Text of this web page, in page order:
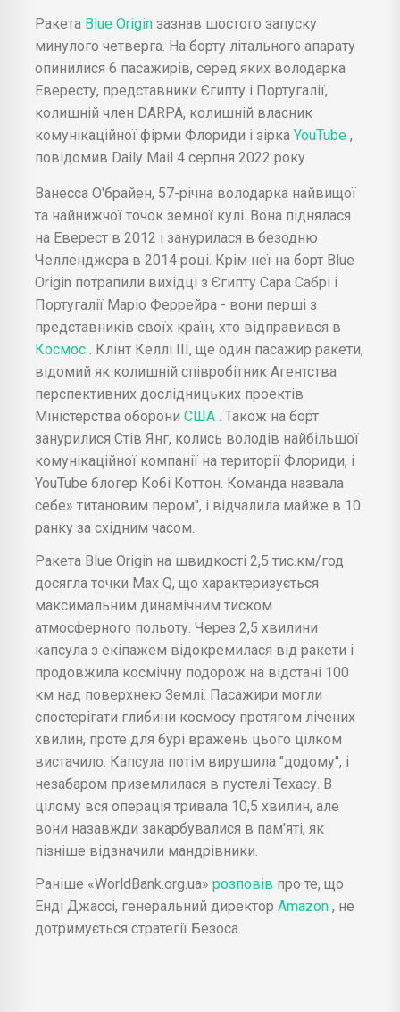
Ракета Blue Origin зазнав шостого запуску
минулого четверга. На борту літального апарату
опинилися 6 пасажирів, серед яких володарка
Евересту, представники Єгипту і Португалії,
колишній член DARPA, колишній власник
комунікаційної фірми Флориди і зірка YouTube ,
повідомив Daily Mail 4 серпня 2022 року.
Ванесса О'брайен, 57-річна володарка найвищої
та найнижчої точок земної кулі. Вона піднялася
на Еверест в 2012 і занурилася в безодню
Челленджера в 2014 році. Крім неї на борт Blue
Origin потрапили вихідці з Єгипту Сара Сабрі і
Португалії Маріо Феррейра - вони перші з
представників своїх країн, хто відправився в
Космос
. Клінт Келлі III, ще один пасажир ракети,
відомий як колишній співробітник Агентства
перспективних дослідницьких проектів
Міністерства оборони США . Також на борт
занурилися Стів Янг, колись володів найбільшої
комунікаційної компанії на території Флориди, і
YouTube блогер Кобі Коттон. Команда назвала
себе» титановим пером", і відчалила майже в 10
ранку за східним часом.
Ракета Blue Origin на швидкості 2,5 тис.км/год
досягла точки Max Q, що характеризується
максимальним динамічним тиском
атмосферного польоту. Через 2,5 хвилини
капсула з екіпажем відокремилася від ракети і
продовжила космічну подорож на відстані 100
км над поверхнею Землі. Пасажири могли
спостерігати глибини космосу протягом лічених
хвилин, проте для бурі вражень цього цілком
вистачило. Капсула потім вирушила "додому", і
незабаром приземлилася в пустелі Техасу. В
цілому вся операція тривала 10,5 хвилин, але
вони назавжди закарбувалися в пам'яті, як
пізніше відзначили мандрівники.
Раніше «WorldBank.org.ua» розповів про те, що
Енді Джассі, генеральний директор Amazon , не
дотримується стратегії Безоса.